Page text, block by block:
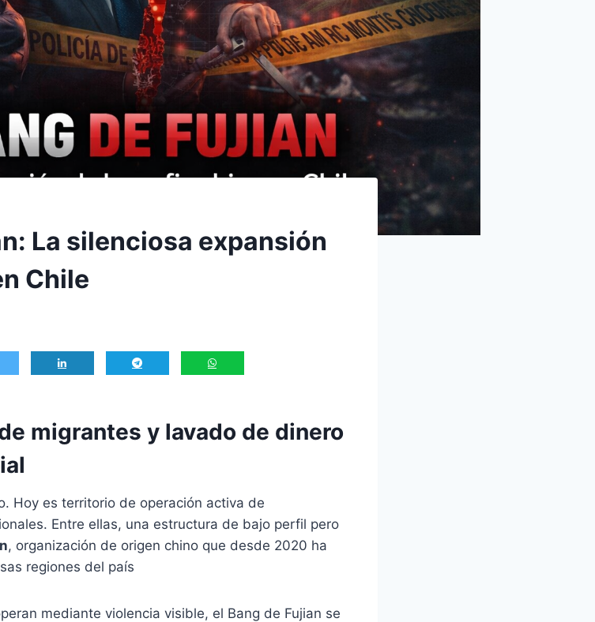
La silenciosa expansión
Chile
migrantes y lavado de dinero
Hoy es territorio de operación activa de
Entre ellas, una estructura de bajo perfil pero
, organización de origen chino que desde 2020 ha
regiones del país
mediante violencia visible, el Bang de Fujian se